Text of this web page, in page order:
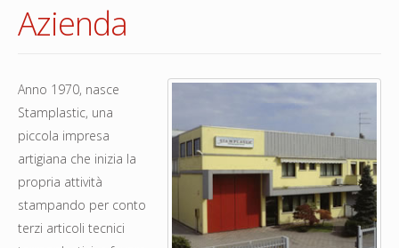
Azienda
Anno 1970, nasce
Stamplastic, una
piccola impresa
artigiana che inizia la
propria attività
stampando per conto
terzi articoli tecnici